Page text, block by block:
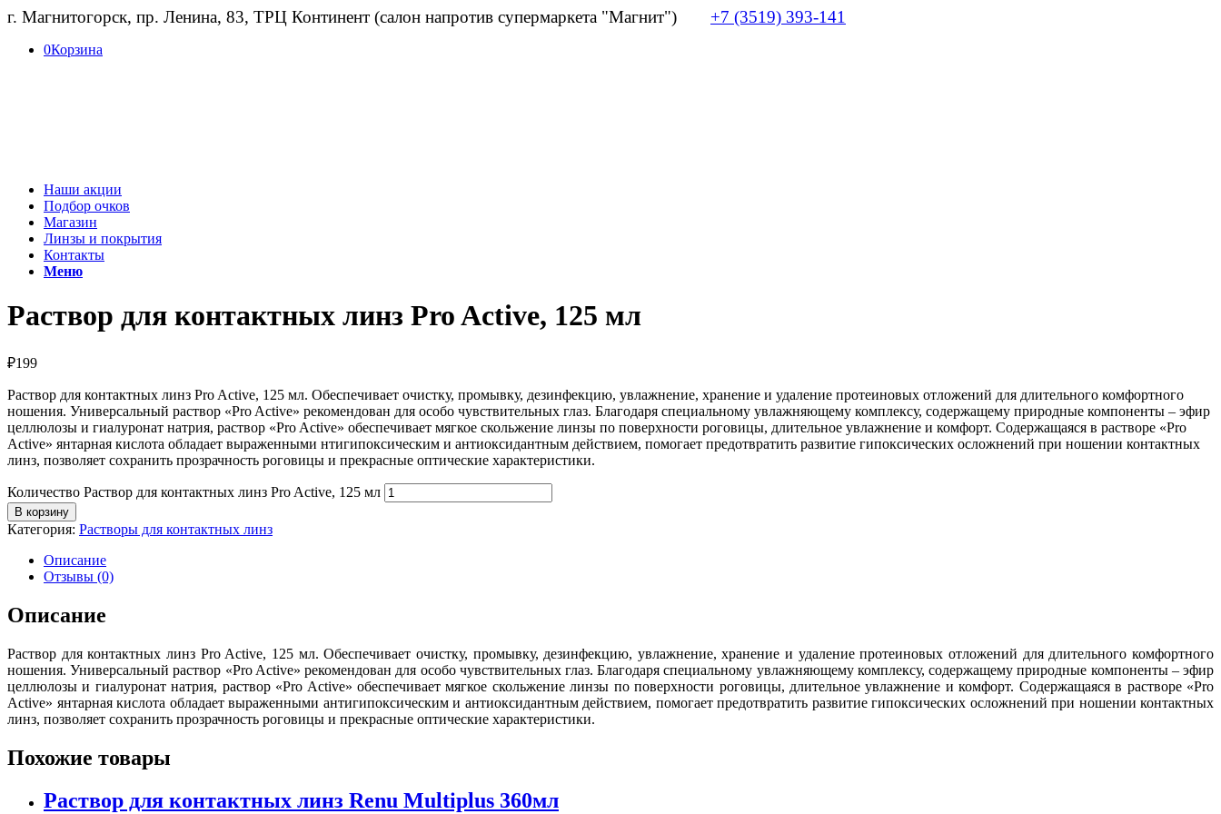
г. Магнитогорск, пр. Ленина, 83, ТРЦ Континент (салон напротив супермаркета "Магнит") +7 (3519) 393-141
0Корзина
Наши акции
Подбор очков
Магазин
Линзы и покрытия
Контакты
Меню
Раствор для контактных линз Pro Active, 125 мл
₽199
Раствор для контактных линз Pro Active, 125 мл. Обеспечивает очистку, промывку, дезинфекцию, увлажнение, хранение и удаление протеиновых отложений для длительного комфортного
ношения. Универсальный раствор «Pro Active» рекомендован для особо чувствительных глаз. Благодаря специальному увлажняющему комплексу, содержащему природные компоненты – эфир
целлюлозы и гиалуронат натрия, раствор «Pro Active» обеспечивает мягкое скольжение линзы по поверхности роговицы, длительное увлажнение и комфорт. Содержащаяся в растворе «Pro
Active» янтарная кислота обладает выраженными нтигипоксическим и антиоксидантным действием, помогает предотвратить развитие гипоксических осложнений при ношении контактных
линз, позволяет сохранить прозрачность роговицы и прекрасные оптические характеристики.
Количество Раствор для контактных линз Pro Active, 125 мл
В корзину
Категория: Растворы для контактных линз
Описание
Отзывы (0)
Описание
Раствор для контактных линз Pro Active, 125 мл. Обеспечивает очистку, промывку, дезинфекцию, увлажнение, хранение и удаление протеиновых отложений для длительного комфортного
ношения. Универсальный раствор «Pro Active» рекомендован для особо чувствительных глаз. Благодаря специальному увлажняющему комплексу, содержащему природные компоненты – эфир
целлюлозы и гиалуронат натрия, раствор «Pro Active» обеспечивает мягкое скольжение линзы по поверхности роговицы, длительное увлажнение и комфорт. Содержащаяся в растворе «Pro
Active» янтарная кислота обладает выраженными антигипоксическим и антиоксидантным действием, помогает предотвратить развитие гипоксических осложнений при ношении контактных
линз, позволяет сохранить прозрачность роговицы и прекрасные оптические характеристики.
Похожие товары
Раствор для контактных линз Renu Multiplus 360мл